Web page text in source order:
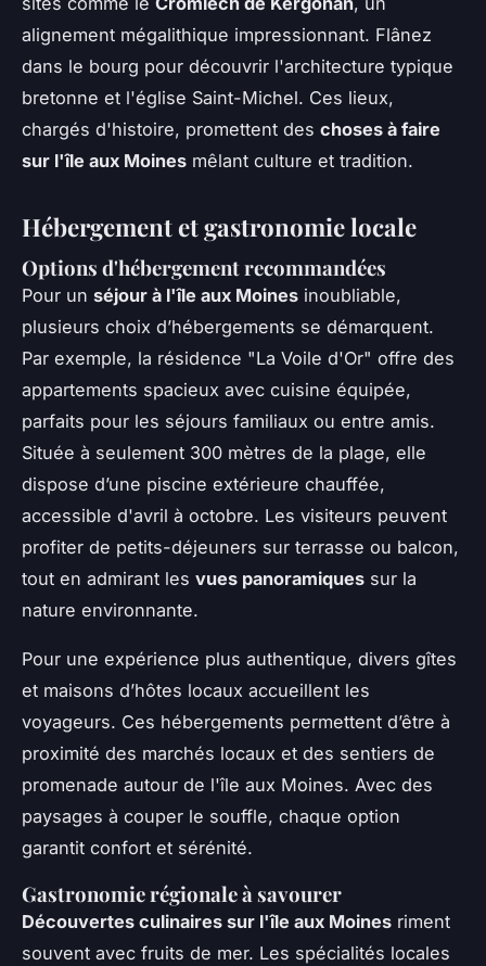
alignement mégalithique impressionnant. Flânez
dans le bourg pour découvrir l'architecture typique
bretonne et l'église Saint-Michel. Ces lieux,
chargés d'histoire, promettent des choses à faire
sur l'île aux Moines mêlant culture et tradition.
Hébergement et gastronomie locale
Options d'hébergement recommandées
Pour un séjour à l'île aux Moines inoubliable,
plusieurs choix d’hébergements se démarquent.
Par exemple, la résidence "La Voile d'Or" offre des
appartements spacieux avec cuisine équipée,
parfaits pour les séjours familiaux ou entre amis.
Située à seulement 300 mètres de la plage, elle
dispose d’une piscine extérieure chauffée,
accessible d'avril à octobre. Les visiteurs peuvent
profiter de petits-déjeuners sur terrasse ou balcon,
tout en admirant les vues panoramiques sur la
nature environnante.
Pour une expérience plus authentique, divers gîtes
et maisons d’hôtes locaux accueillent les
voyageurs. Ces hébergements permettent d’être à
proximité des marchés locaux et des sentiers de
promenade autour de l'île aux Moines. Avec des
paysages à couper le souffle, chaque option
garantit confort et sérénité.
Gastronomie régionale à savourer
Découvertes culinaires sur l'île aux Moines riment
souvent avec fruits de mer. Les spécialités locales